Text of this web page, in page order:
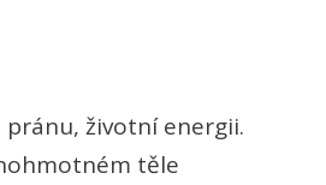
pránu, životní energii.
těle